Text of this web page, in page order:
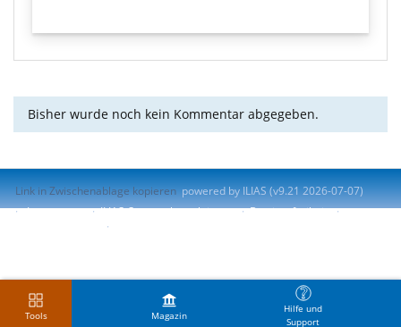
Tools Magazin
Hilfe und
Support
Bisher wurde noch kein Kommentar abgegeben.
Link in Zwischenablage kopieren powered by ILIAS (v9.21 2026-07-07)
Impressum
ILIAS-Support kontaktieren
Barrierefreiheit